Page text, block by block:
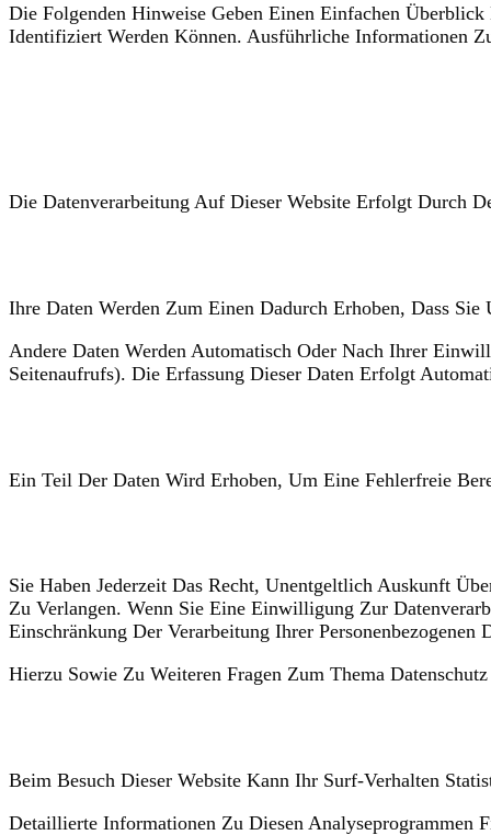
Die Folgenden Hinweise Geben Einen Einfachen
Identifiziert Werden Können. Ausführliche Informationen
Die Datenverarbeitung Auf Dieser Website Erfolgt Durch
Ihre Daten Werden Zum Einen Dadurch Erhoben, Dass
Andere Daten Werden Automatisch Oder Nach Ihrer
Seitenaufrufs). Die Erfassung Dieser Daten Erfolgt
Ein Teil Der Daten Wird Erhoben, Um Eine Fehlerfreie
Sie Haben Jederzeit Das Recht, Unentgeltlich Auskunft
Zu Verlangen. Wenn Sie Eine Einwilligung Zur
Einschränkung Der Verarbeitung Ihrer
Hierzu Sowie Zu Weiteren Fragen Zum Thema
Beim Besuch Dieser Website Kann Ihr Surf-Verhalten
Detaillierte Informationen Zu Diesen Analyseprogrammen